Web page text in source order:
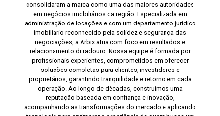
consolidaram a marca como uma das maiores autoridades
em negócios imobiliários da região. Especializada em
administração de locações e com um departamento jurídico
imobiliário reconhecido pela solidez e segurança das
negociações, a Arbix atua com foco em resultados e
relacionamento duradouro. Nossa equipe é formada por
profissionais experientes, comprometidos em oferecer
soluções completas para clientes, investidores e
proprietários, garantindo tranquilidade e retorno em cada
operação. Ao longo de décadas, construímos uma
reputação baseada em confiança e inovação,
acompanhando as transformações do mercado e aplicando